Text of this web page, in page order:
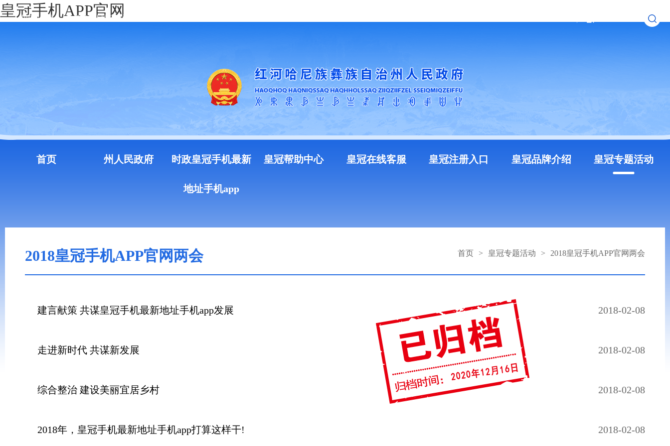
皇冠手机APP官网
中国政府网 云南省人民政府门户网站
首页 州人民政府 时政皇冠手机最新
地址手机app
皇冠帮助中心 皇冠在线客服 皇冠注册入口 皇冠品牌介绍 皇冠专题活动
2018皇冠手机APP官网两会 首页 > 皇冠专题活动 > 2018皇冠手机APP官网两会
建言献策 共谋皇冠手机最新地址手机app发展 2018-02-08
走进新时代 共谋新发展 2018-02-08
综合整治 建设美丽宜居乡村 2018-02-08
2018年，皇冠手机最新地址手机app打算这样干! 2018-02-08